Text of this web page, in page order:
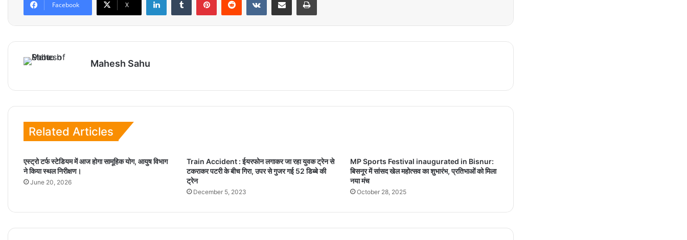
Facebook X
Mahesh Sahu
Related Articles
एस्ट्रो टर्फ स्टेडियम में आज होगा सामूहिक योग, आयुष विभाग
ने किया स्थल निरीक्षण।
June 20, 2026
Train Accident : ईयरफोन लगाकर जा रहा युवक ट्रेन से
टकराकर पटरी के बीच गिरा, उपर से गुजर गई 52 डिब्बे की
ट्रेन
December 5, 2023
MP Sports Festival inaugurated in Bisnur:
बिसनूर में सांसद खेल महोत्सव का शुभारंभ, प्रतिभाओं को मिला
नया मंच
October 28, 2025